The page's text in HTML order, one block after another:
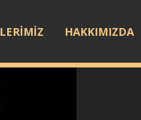
HAKKIMIZDA